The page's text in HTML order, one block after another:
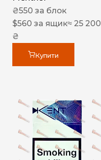
₴550 за блок
$560 за ящик≈ 25 200
₴
Купити